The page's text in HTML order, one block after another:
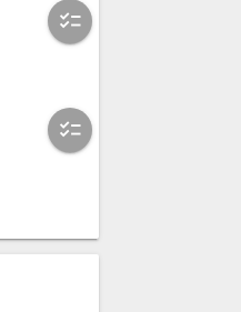
checklist
checklist